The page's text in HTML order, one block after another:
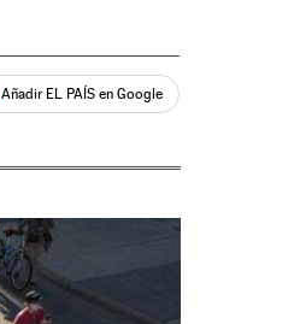
Añadir EL PAÍS en Google